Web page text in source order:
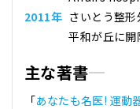
2011年 さいとう整
平和が丘に開
主な著書
「あなたも名医! 運動